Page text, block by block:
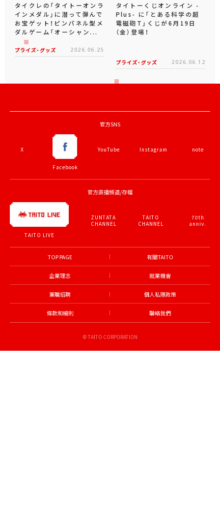
タイクレの「タイトーオンラ
インメダル」に潜って弾んで
お宝ゲット！ピンパネル型メ
ダルゲーム「オーシャン...
プライズ・グッズ 2026.06.25
タイトーくじオンライン -
Plus- に「とある科学の超
電磁砲T」くじが6月19日
（金）登場！
プライズ・グッズ 2026.06.12
官方SNS
X
Facebook
YouTube Instagram note
官方直播頻道/存檔
TAITO LIVE
ZUNTATA
CHANNEL
TAITO
CHANNEL
70th
anniv.
TOP PAGE 有關TAITO
企業理念 就業機會
兼職招聘 個人私隱政策
條款和細則 聯絡我們
© TAITO CORPORATION